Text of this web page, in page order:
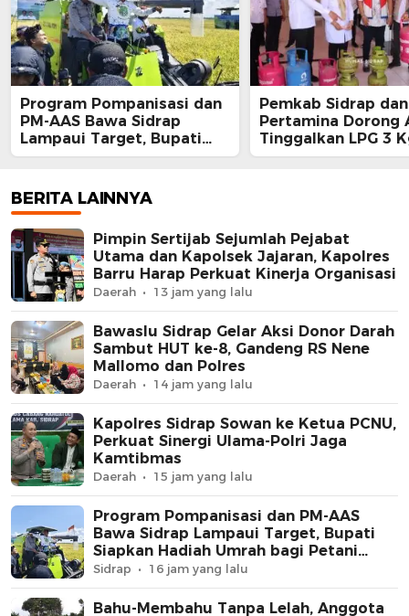
Program Pompanisasi dan
PM-AAS Bawa Sidrap
Lampaui Target, Bupati
Siapkan Hadiah Umrah
Pemkab Sidrap dan
Pertamina Dorong
Tinggalkan LPG 3
Bright Gas Jadi
BERITA LAINNYA
Pimpin Sertijab Sejumlah Pejabat
Utama dan Kapolsek Jajaran, Kapolres
Barru Harap Perkuat Kinerja Organisasi
Daerah 13 jam yang lalu
Bawaslu Sidrap Gelar Aksi Donor Darah
Sambut HUT ke-8, Gandeng RS Nene
Mallomo dan Polres
Daerah 14 jam yang lalu
Kapolres Sidrap Sowan ke Ketua PCNU,
Perkuat Sinergi Ulama-Polri Jaga
Kamtibmas
Daerah 15 jam yang lalu
Program Pompanisasi dan PM-AAS
Bawa Sidrap Lampaui Target, Bupati
Siapkan Hadiah Umrah bagi Petani
Berprestasi
Sidrap 16 jam yang lalu
Bahu-Membahu Tanpa Lelah, Anggota